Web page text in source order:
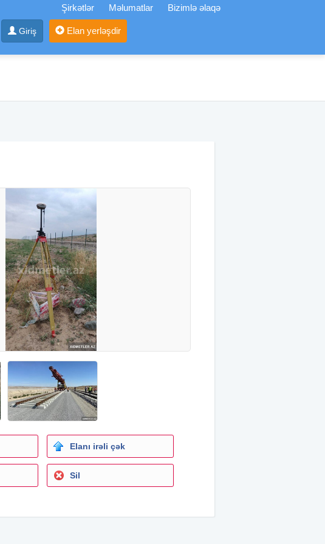
Şirkətlər Məlumatlar Bizimlə əlaqə
Giriş Elan yerləşdir
Elanı irəli çək
Sil